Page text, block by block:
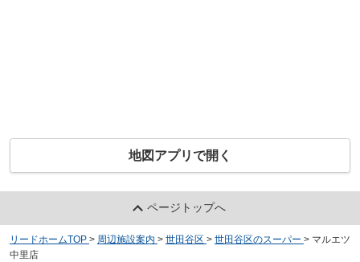
地図アプリで開く
ページトップへ
リードホームTOP > 周辺施設案内 > 世田谷区 > 世田谷区のスーパー > マルエツ
中里店